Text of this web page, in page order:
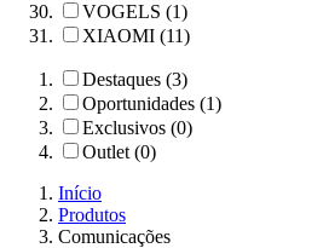
VOGELS (1)
XIAOMI (11)
Destaques (3)
Oportunidades (1)
Exclusivos (0)
Outlet (0)
Início
Produtos
Comunicações